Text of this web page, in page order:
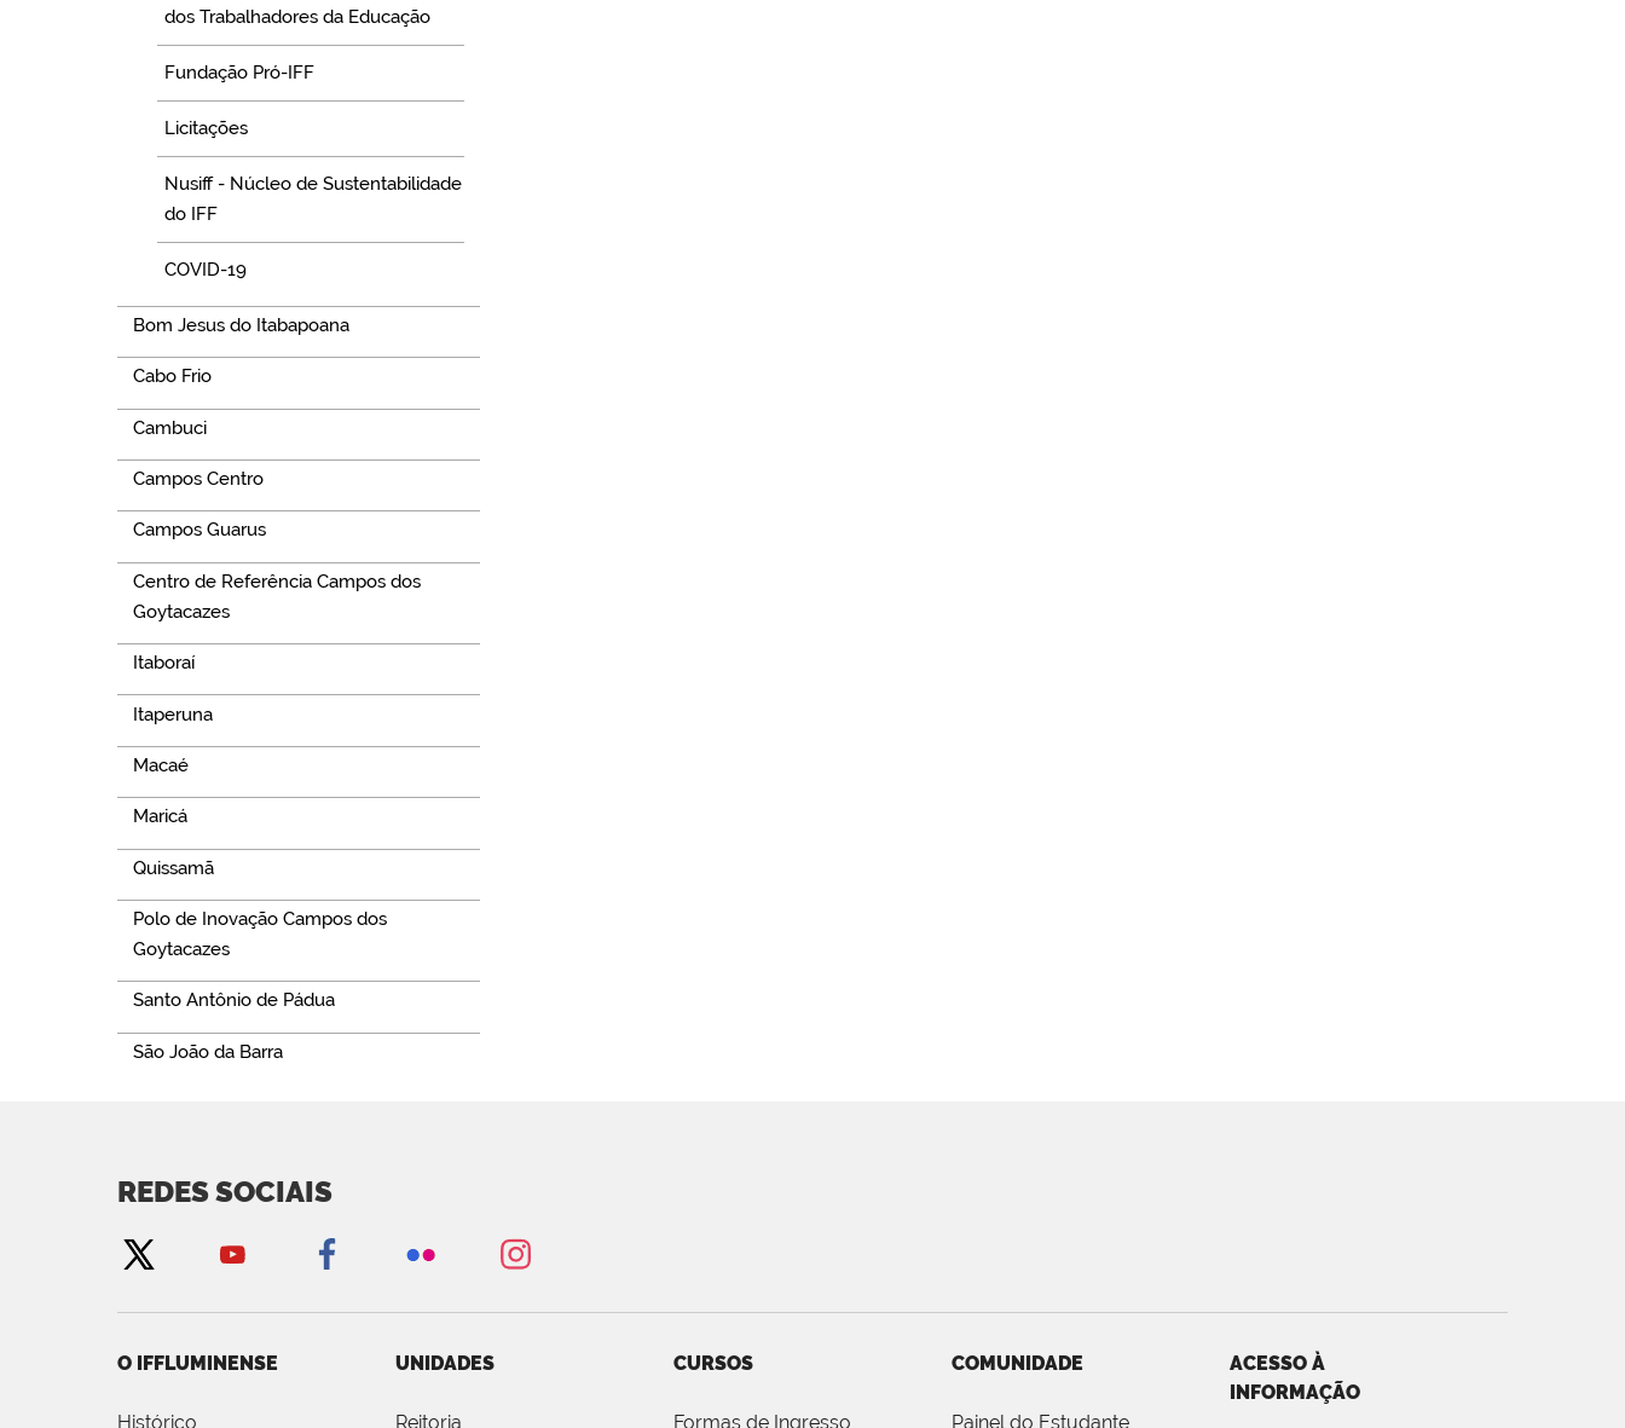
dos Trabalhadores da Educação
Fundação Pró-IFF
Licitações
Nusiff - Núcleo de Sustentabilidade
do IFF
COVID-19
Bom Jesus do Itabapoana
Cabo Frio
Cambuci
Campos Centro
Campos Guarus
Centro de Referência Campos dos
Goytacazes
Itaboraí
Itaperuna
Macaé
Maricá
Quissamã
Polo de Inovação Campos dos
Goytacazes
Santo Antônio de Pádua
São João da Barra
REDES SOCIAIS
O IFFLUMINENSE
Histórico
UNIDADES
Reitoria
CURSOS
Formas de Ingresso
COMUNIDADE
Painel do Estudante
ACESSO À
INFORMAÇÃO